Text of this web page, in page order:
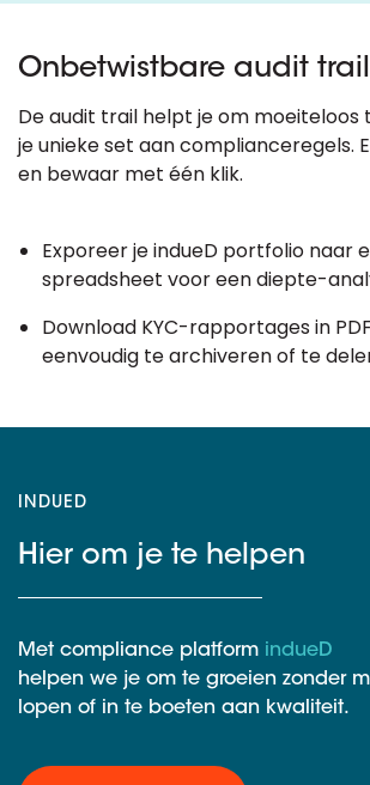
Onbetwistbare audit trail
De audit trail helpt je om moeiteloos
je unieke set aan complianceregels.
en bewaar met één klik.
Exporeer je indueD portfolio naar
spreadsheet voor een diepte-
Download KYC-rapportages in
eenvoudig te archiveren of te
INDUED
Hier om je te helpen
Met compliance platform indueD
helpen we je om te groeien zonder
lopen of in te boeten aan kwaliteit.